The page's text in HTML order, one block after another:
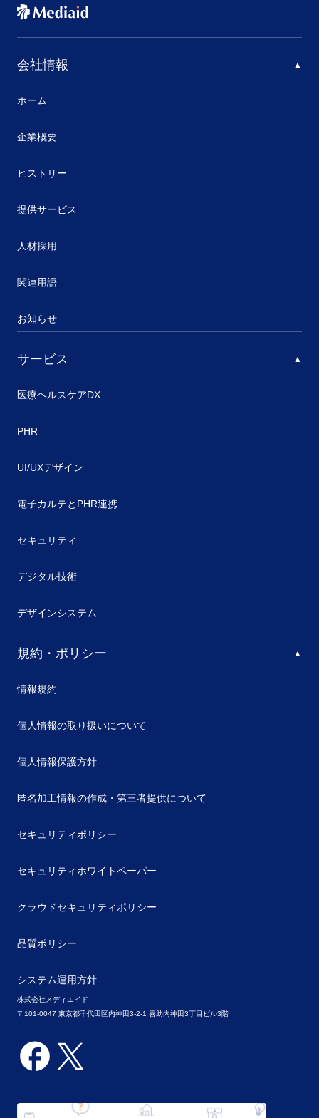
株式会社メディエイド
〒101-0047 東京都千代田区内神田3-2-1 喜助内神田3丁目ビル3階
会社情報
ホーム
企業概要
ヒストリー
提供サービス
人材採用
関連用語
お知らせ
サービス
医療ヘルスケアDX
PHR
UI/UXデザイン
電子カルテとPHR連携
セキュリティ
デジタル技術
デザインシステム
規約・ポリシー
情報規約
個人情報の取り扱いについて
個人情報保護方針
匿名加工情報の作成・第三者提供について
セキュリティポリシー
セキュリティホワイトペーパー
クラウドセキュリティポリシー
品質ポリシー
システム運用方針